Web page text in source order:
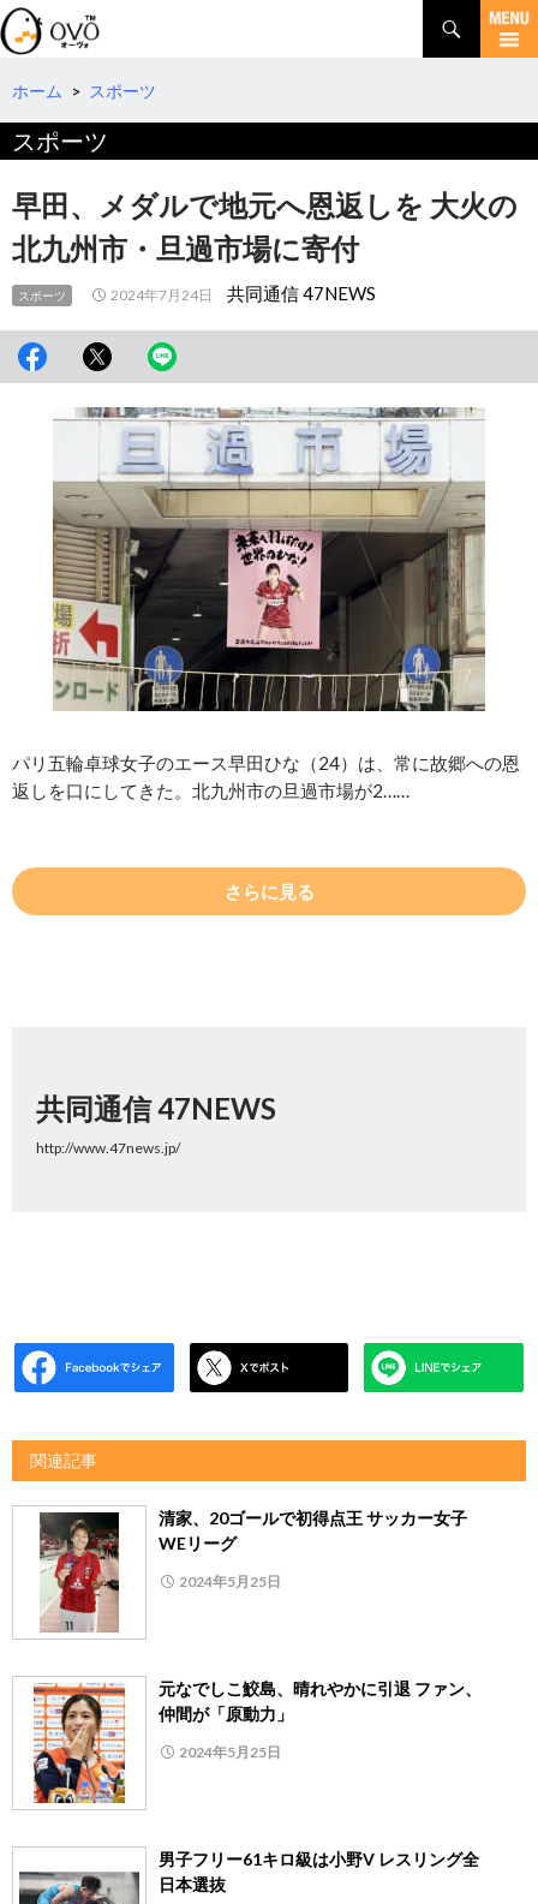
検
索
コ
テ
へ
動
ホーム > スポーツ
スポーツ
早田、メダルで地元へ恩返しを 大火の
北九州市・旦過市場に寄付
スポーツ 2024年7月24日 共同通信 47NEWS
パリ五輪卓球女子のエース早田ひな（24）は、常に故郷への恩
返しを口にしてきた。北九州市の旦過市場が2……
さらに見る
共同通信 47NEWS
http://www.47news.jp/
関連記事
清家、20ゴールで初得点王 サッカー女子
WEリーグ
2024年5月25日
元なでしこ鮫島、晴れやかに引退 ファン、
仲間が「原動力」
2024年5月25日
男子フリー61キロ級は小野V レスリング全
日本選抜